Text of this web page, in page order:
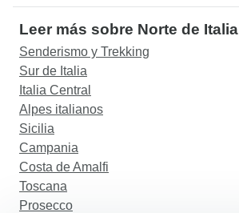
Leer más sobre Norte de Italia
Senderismo y Trekking
Sur de Italia
Italia Central
Alpes italianos
Sicilia
Campania
Costa de Amalfi
Toscana
Prosecco